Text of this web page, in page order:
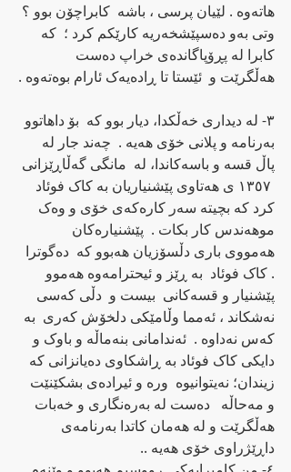
هاته‌وه‌ . لێیان پرسی ، باشه‌  کابراچۆن بوو ؟
کابرا له‌ پڕۆپاگانده‌ی خراپ ده‌ست
هه‌ڵگرێت و  ئێستا تا ڕاده‌یه‌ک ئارام بوه‌ته‌وه‌ .
٣- له‌ دیداری خه‌ڵکدا، دیار بوو که‌  بۆ داهاتوو
پاڵ قسه‌ و باسه‌کاندا، له‌  مانگی گه‌ڵاڕێزانی
١٣٥٧ ی هه‌تاوی پێشنیاریان به‌ کاک فوئاد
کرد که‌ بچیته‌ سه‌ر کاره‌که‌ی خۆی و وه‌ک
موهه‌ندس کار بکات .  پێشنیاره‌کان
هه‌مووی باری دڵسۆزیان هه‌بوو که‌  ده‌گوترا
. کاک فوئاد  به‌ ڕێز و ئیحترامه‌وه‌ هه‌موو
پێشنیار و قسه‌کانی  بیست و  دڵی که‌سی
که‌س نه‌داوه‌ .  ئه‌ندامانی بنه‌ماڵه‌ و باوک و
دایکی کاک فوئاد به‌ ڕاشکاوی ده‌یانزانی که
زیندان؛ نه‌یتوانیوه‌  وره‌ و ئیراده‌ی بشکێنێت
و مه‌حاڵه‌   ده‌ست له‌ به‌ره‌نگاری و خه‌بات
هه‌ڵگرێت و له‌ هه‌مان کاتدا به‌رنامه‌ی
داڕێژراوی خۆی هه‌یه‌ ..